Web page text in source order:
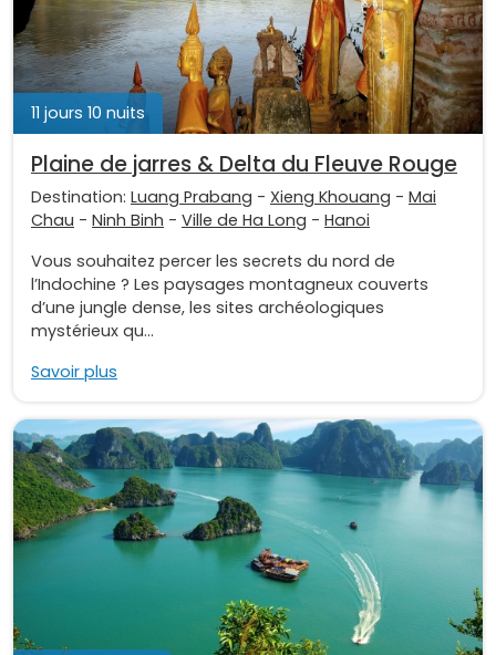
11 jours 10 nuits
Plaine de jarres & Delta du Fleuve Rouge
Destination: Luang Prabang - Xieng Khouang - Mai
Chau - Ninh Binh - Ville de Ha Long - Hanoi
Vous souhaitez percer les secrets du nord de
l’Indochine ? Les paysages montagneux couverts
d’une jungle dense, les sites archéologiques
mystérieux qu...
Savoir plus